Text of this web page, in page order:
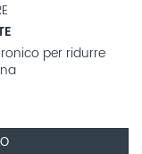
per ridurre